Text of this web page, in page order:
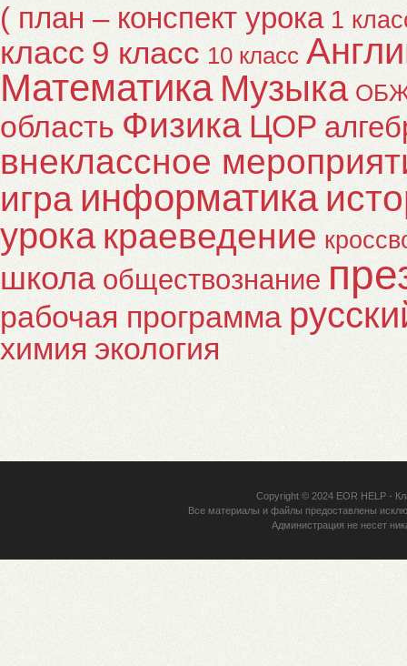
( план – конспект урока 1
класс 9 класс 10 класс
Математика Музыка
область Физика ЦОР
внеклассное
игра информатика
урока краеведение
школа обществознание
рабочая программа
химия экология
Copyright © 2024 EOR HELP-
Все материалы и файлы предоставлены
Администрация не несет